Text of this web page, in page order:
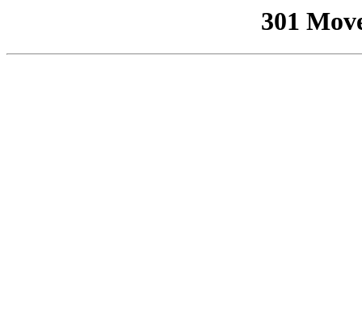
301